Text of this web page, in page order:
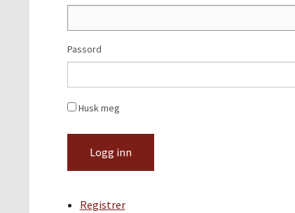
Passord
Husk meg
Logg inn
Registrer